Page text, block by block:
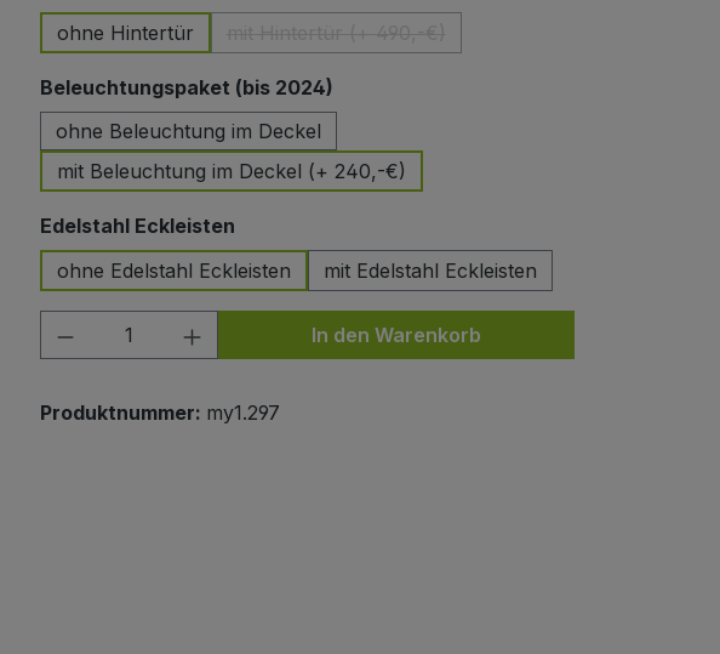
ohne Hintertür
Beleuchtungspaket (bis 2024)auswählen
ohne Beleuchtung im Deckel
mit Beleuchtung im Deckel (+ 240,-€)
Edelstahl Eckleistenauswählen
ohne Edelstahl Eckleisten
mit Edelstahl Eckleisten
Produkt Anzahl: Gib den gewünschten Wert
In den Warenkorb
Produktnummer: my1.297